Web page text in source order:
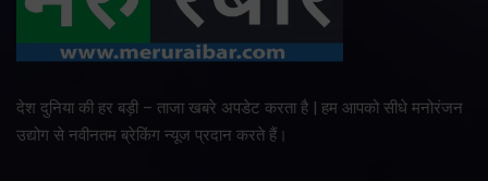
देश दुनिया की हर बड़ी – ताजा खबरे अपडेट करता है | हम आपको सीधे मनोरंजन
उद्योग से नवीनतम ब्रेकिंग न्यूज प्रदान करते हैं।